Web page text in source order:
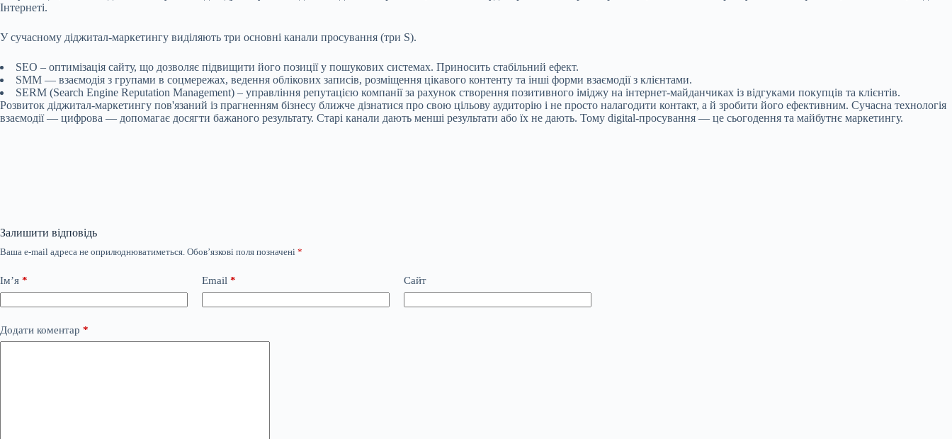
Інтернеті.
У сучасному діджитал-маркетингу виділяють три основні канали просування (три S).
SEO – оптимізація сайту, що дозволяє підвищити його позиції у пошукових системах. Приносить стабільний ефект.
SMM — взаємодія з групами в соцмережах, ведення облікових записів, розміщення цікавого контенту та інші форми взаємодії з клієнтами.
SERM (Search Engine Reputation Management) – управління репутацією компанії за рахунок створення позитивного іміджу на інтернет-майданчиках із відгуками покупців та клієнтів.
Розвиток діджитал-маркетингу пов'язаний із прагненням бізнесу ближче дізнатися про свою цільову аудиторію і не просто налагодити контакт, а й зробити його ефективним. Сучасна технологія
взаємодії — цифрова — допомагає досягти бажаного результату. Старі канали дають менші результати або їх не дають. Тому digital-просування — це сьогодення та майбутнє маркетингу.
Залишити відповідь
Ваша e-mail адреса не оприлюднюватиметься. Обов’язкові поля позначені *
Ім’я * Email * Сайт
Додати коментар *